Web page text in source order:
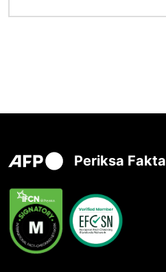
Periksa Fakta